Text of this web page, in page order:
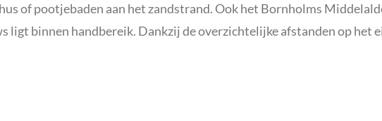
of pootjebaden aan het zandstrand. Ook het Bornholms
ligt binnen handbereik. Dankzij de overzichtelijke afstanden op het